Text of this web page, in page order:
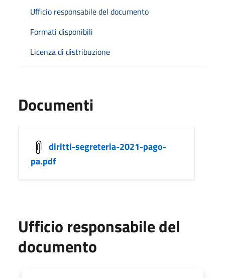
Ufficio responsabile del documento
Formati disponibili
Licenza di distribuzione
Documenti
diritti-segreteria-2021-pago-
pa.pdf
Ufficio responsabile del
documento